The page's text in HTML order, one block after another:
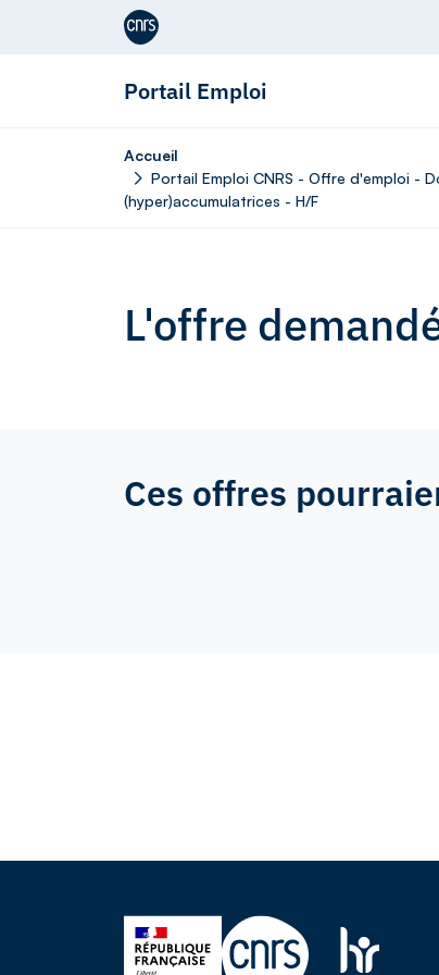
Aller au contenu
Portail Emploi
Accueil
Portail Emploi CNRS - Offre d'emploi -
(hyper)accumulatrices - H/F
L'offre
Ces offres